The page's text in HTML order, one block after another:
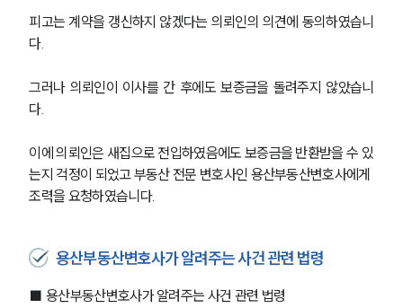
피고는 계약을 갱신하지 않겠다는 의뢰인의 의견에 동의하였습니
다.
그러나 의뢰인이 이사를 간 후에도 보증금을 돌려주지 않았습니
다.
이에 의뢰인은 새집으로 전입하였음에도 보증금을 반환받을 수 있
는지 걱정이 되었고 부동산 전문 변호사인 용산부동산변호사에게
조력을 요청하였습니다.
용산부동산변호사가 알려주는 사건 관련 법령
■ 용산부동산변호사가 알려주는 사건 관련 법령